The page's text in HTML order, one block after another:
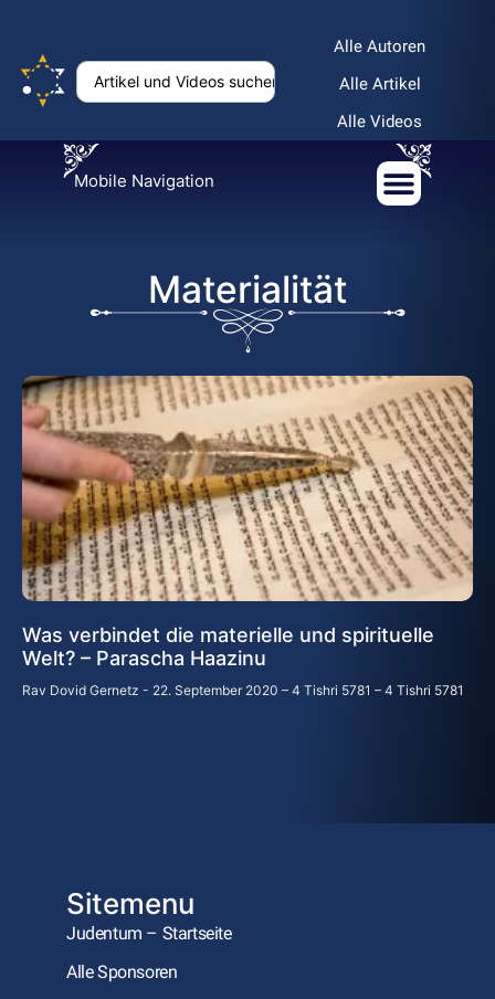
Alle Autoren
Alle Artikel
Alle Videos
Mobile Navigation
Materialität
Was verbindet die materielle und spirituelle
Welt? – Parascha Haazinu
Rav Dovid Gernetz 22. September 2020 – 4 Tishri 5781 – 4 Tishri 5781
Sitemenu
Judentum – Startseite
Alle Sponsoren